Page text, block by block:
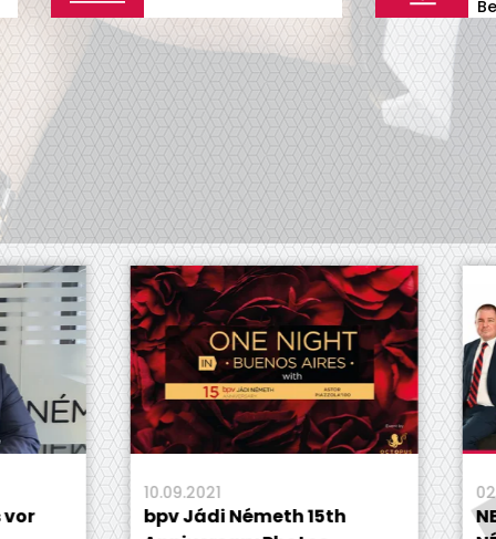
10.09.2021
bpv Jádi Németh 15th
NEUE